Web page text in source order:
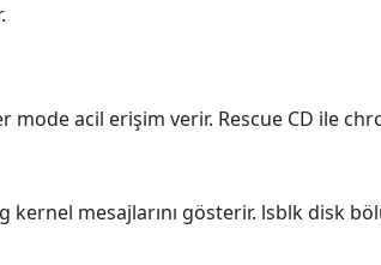
acil erişim verir. Rescue CD ile
mesajlarını gösterir. lsblk disk